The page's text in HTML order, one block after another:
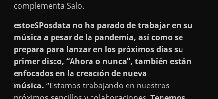
complementa Salo.
estoeSPosdata no ha parado de trabajar en su
música a pesar de la pandemia, así como se
prepara para lanzar en los próximos días su
primer disco, “Ahora o nunca”, también están
enfocados en la creación de nueva
música. “Estamos trabajando en nuestros